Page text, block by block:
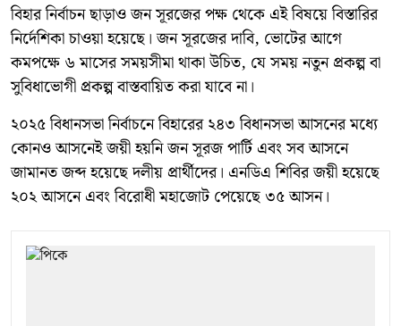
বিহার নির্বাচন ছাড়াও জন সূরজের পক্ষ থেকে এই বিষয়ে বিস্তারির
নির্দেশিকা চাওয়া হয়েছে। জন সূরজের দাবি, ভোটের আগে
কমপক্ষে ৬ মাসের সময়সীমা থাকা উচিত, যে সময় নতুন প্রকল্প বা
সুবিধাভোগী প্রকল্প বাস্তবায়িত করা যাবে না।
২০২৫ বিধানসভা নির্বাচনে বিহারের ২৪৩ বিধানসভা আসনের মধ্যে
কোনও আসনেই জয়ী হয়নি জন সূরজ পার্টি এবং সব আসনে
জামানত জব্দ হয়েছে দলীয় প্রার্থীদের। এনডিএ শিবির জয়ী হয়েছে
২০২ আসনে এবং বিরোধী মহাজোট পেয়েছে ৩৫ আসন।